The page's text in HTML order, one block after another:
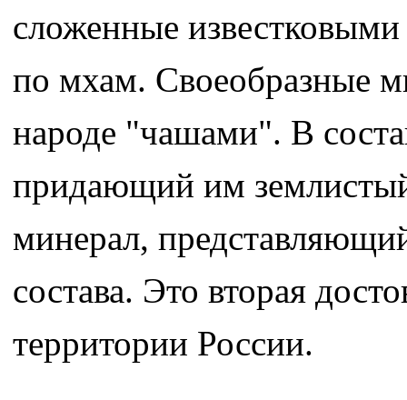
сложенные
по мхам. Своеобразные
народе "чашами". В
придающий им
минерал,
состава. Это вторая
территории России.